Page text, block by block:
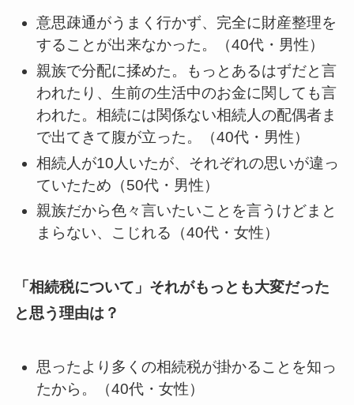
意思疎通がうまく行かず、完全に財産整理を
することが出来なかった。（40代・男性）
親族で分配に揉めた。もっとあるはずだと言
われたり、生前の生活中のお金に関しても言
われた。相続には関係ない相続人の配偶者ま
で出てきて腹が立った。（40代・男性）
相続人が10人いたが、それぞれの思いが違っ
ていたため（50代・男性）
親族だから色々言いたいことを言うけどまと
まらない、こじれる（40代・女性）
「相続税について」それがもっとも大変だった
と思う理由は？
思ったより多くの相続税が掛かることを知っ
たから。（40代・女性）